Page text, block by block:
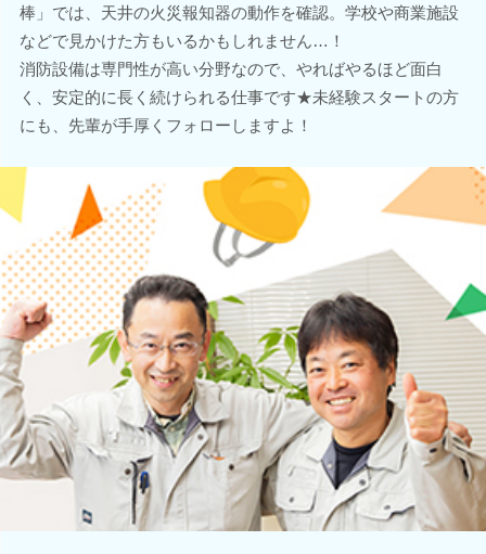
棒」では、天井の火災報知器の動作を確認。学校や商業施設
などで見かけた方もいるかもしれません…！
消防設備は専門性が高い分野なので、やればやるほど面白
く、安定的に長く続けられる仕事です★未経験スタートの方
にも、先輩が手厚くフォローしますよ！